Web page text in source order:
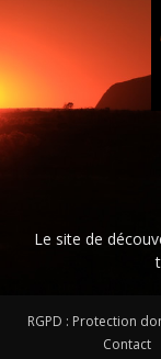
Le site de
RGPD : Protection
Contact